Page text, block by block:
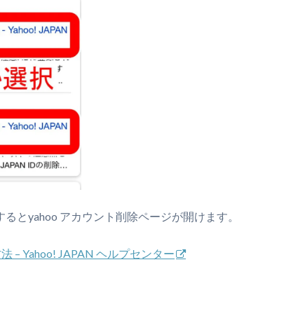
とyahoo アカウント削除ページが開けます。
– Yahoo! JAPAN ヘルプセンター